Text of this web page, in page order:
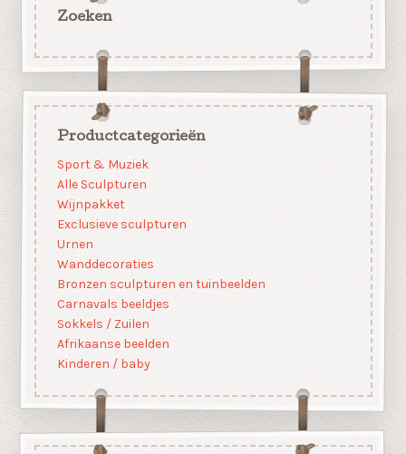
Zoeken
Productcategorieën
Sport & Muziek
Alle Sculpturen
Wijnpakket
Exclusieve sculpturen
Urnen
Wanddecoraties
Bronzen sculpturen en tuinbeelden
Carnavals beeldjes
Sokkels / Zuilen
Afrikaanse beelden
Kinderen / baby